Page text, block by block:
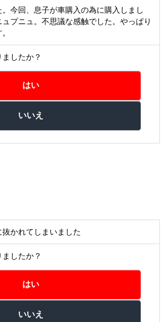
今回、息子が車購入の為に購入しまし
プニュ。不思議な感触でした。やっぱり
したか？
かれてしまいました
したか？